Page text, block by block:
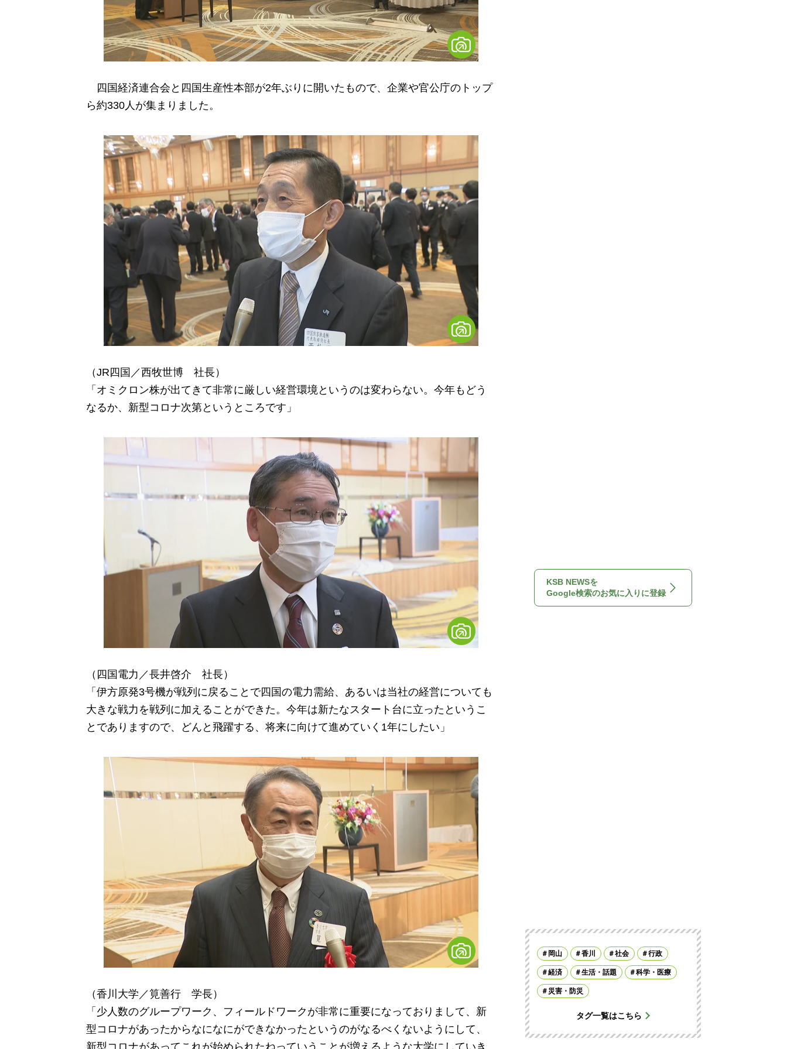
四国経済連合会と四国生産性本部が2年ぶりに開いたもので、企業や官公庁のトップ
ら約330人が集まりました。
（JR四国／西牧世博 社長）
「オミクロン株が出てきて非常に厳しい経営環境というのは変わらない。今年もどう
なるか、新型コロナ次第というところです」
（四国電力／長井啓介 社長）
「伊方原発3号機が戦列に戻ることで四国の電力需給、あるいは当社の経営についても
大きな戦力を戦列に加えることができた。今年は新たなスタート台に立ったというこ
とでありますので、どんと飛躍する、将来に向けて進めていく1年にしたい」
（香川大学／筧善行 学長）
「少人数のグループワーク、フィールドワークが非常に重要になっておりまして、新
型コロナがあったからなになにができなかったというのがなるべくないようにして、
KSB NEWSを
Google検索のお気に入りに登録
岡山 香川 社会 行政
経済 生活・話題 科学・医療
災害・防災
タグ一覧はこちら